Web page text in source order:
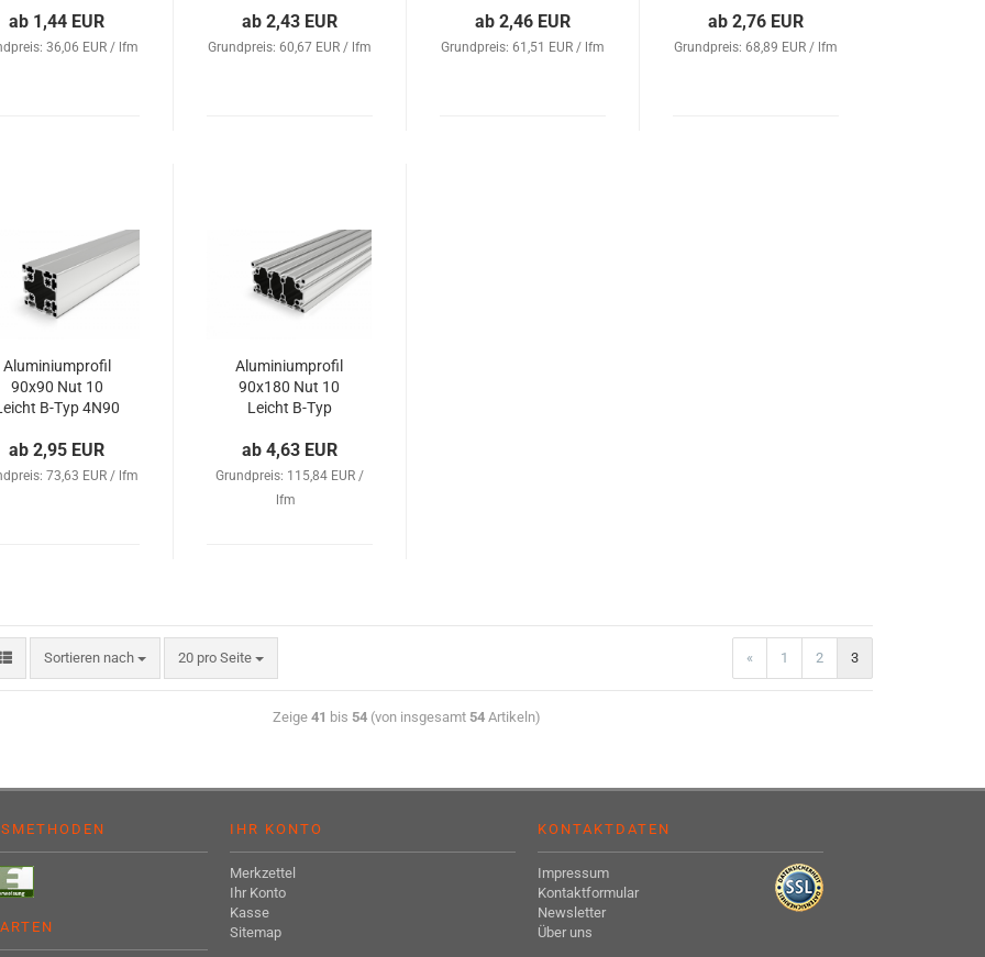
ab 1,44 EUR
36,06 EUR / lfm
ab 2,43 EUR
Grundpreis: 60,67 EUR / lfm
ab 2,46 EUR
Grundpreis: 61,51 EUR / lfm
ab 2,76 EUR
Grundpreis: 68,89 EUR / lfm
Aluminiumprofil
90x90 Nut 10
B-Typ 4N90
ab 2,95 EUR
73,63 EUR / lfm
Aluminiumprofil
90x180 Nut 10
Leicht B-Typ
ab 4,63 EUR
Grundpreis: 115,84 EUR /
lfm
Sortieren nach 20 pro Seite « 1 2 3
Zeige41 bis54 (von insgesamt54 Artikeln)
IHR KONTO
Merkzettel
Ihr Konto
Kasse
Sitemap
KONTAKTDATEN
Impressum
Kontaktformular
Newsletter
Über uns